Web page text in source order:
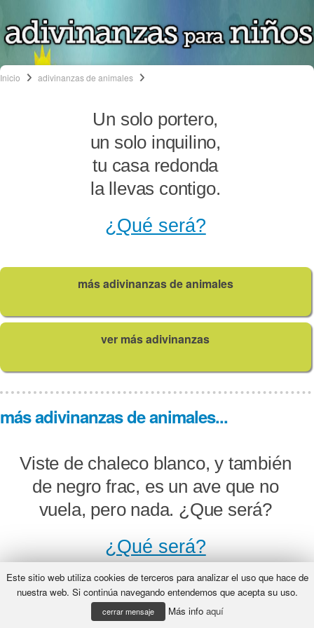
Inicio adivinanzas de animales
Un solo portero,
un solo inquilino,
tu casa redonda
la llevas contigo.
¿Qué será?
más adivinanzas de animales
ver más adivinanzas
más adivinanzas de animales...
Viste de chaleco blanco, y también
de negro frac, es un ave que no
vuela, pero nada. ¿Que será?
¿Qué será?
Iba una vaca de lado, luego resultó
Este sitio web utiliza cookies de terceros para analizar el uso que hace de
nuestra web. Si continúa navegando entendemos que acepta su uso.
cerrar mensaje Más info aquí